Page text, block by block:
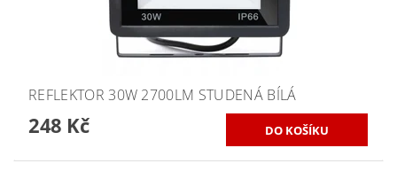
REFLEKTOR 30W 2700LM STUDENÁ BÍLÁ
248 Kč